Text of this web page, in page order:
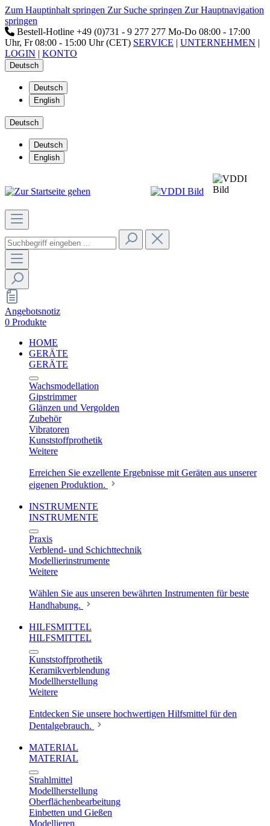
Zum Hauptinhalt springen Zur Suche springen Zur Hauptnavigation
springen
Bestell-Hotline +49 (0)731 - 9 277 277 Mo-Do 08:00 - 17:00
Uhr, Fr 08:00 - 15:00 Uhr (CET) SERVICE | UNTERNEHMEN |
LOGIN | KONTO
Deutsch
Deutsch
English
Deutsch
Deutsch
English
Angebotsnotiz
0 Produkte
HOME
GERÄTE
GERÄTE
Wachsmodellation
Gipstrimmer
Glänzen und Vergolden
Zubehör
Vibratoren
Kunststoffprothetik
Weitere
Erreichen Sie exzellente Ergebnisse mit Geräten aus unserer
eigenen Produktion.
INSTRUMENTE
INSTRUMENTE
Praxis
Verblend- und Schichttechnik
Modellierinstrumente
Weitere
Wählen Sie aus unseren bewährten Instrumenten für beste
Handhabung.
HILFSMITTEL
HILFSMITTEL
Kunststoffprothetik
Keramikverblendung
Modellherstellung
Weitere
Entdecken Sie unsere hochwertigen Hilfsmittel für den
Dentalgebrauch.
MATERIAL
MATERIAL
Strahlmittel
Modellherstellung
Oberflächenbearbeitung
Einbetten und Gießen
Modellieren